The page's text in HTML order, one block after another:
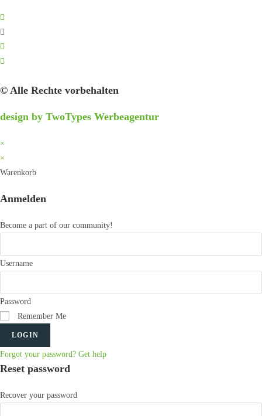
© Alle Rechte vorbehalten
design by TwoTypes Werbeagentur
×
×
Warenkorb
Anmelden
Become a part of our community!
Username
Password
Remember Me
LOGIN
Forgot your password? Get help
Reset password
Recover your password